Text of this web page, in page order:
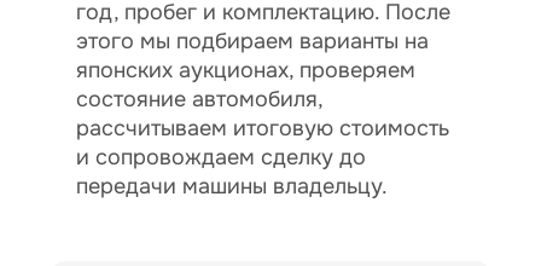
год, пробег и комплектацию. После
этого мы подбираем варианты на
японских аукционах, проверяем
состояние автомобиля,
рассчитываем итоговую стоимость
и сопровождаем сделку до
передачи машины владельцу.